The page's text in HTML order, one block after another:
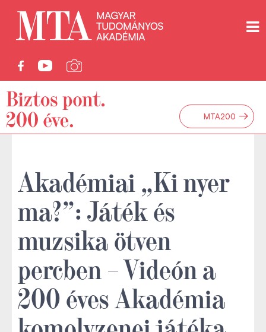
MTA200 →
Akadémiai „Ki nyer
ma?”: Játék és
muzsika ötven
percben – Videón a
200 éves Akadémia